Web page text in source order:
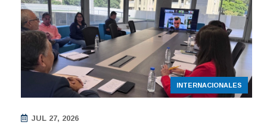
INTERNACIONALES
JUL 27, 2026